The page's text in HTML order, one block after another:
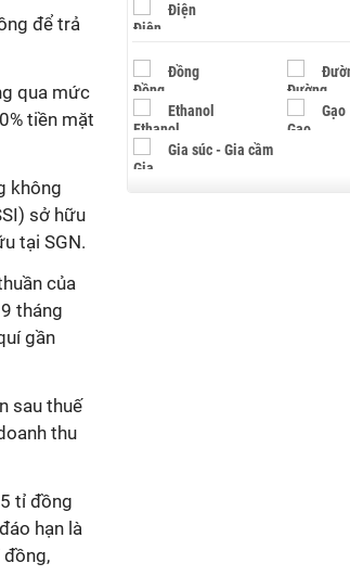
để trả
qua mức
tiền mặt
không
sở hữu
tại SGN.
của
tháng
gần
sau thuế
thu
tỉ đồng
hạn là
Điện
Đồng
Ethanol Gạo
Gia súc - Gia cầm